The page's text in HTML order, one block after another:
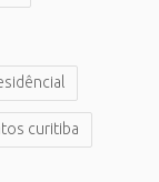
curitiba